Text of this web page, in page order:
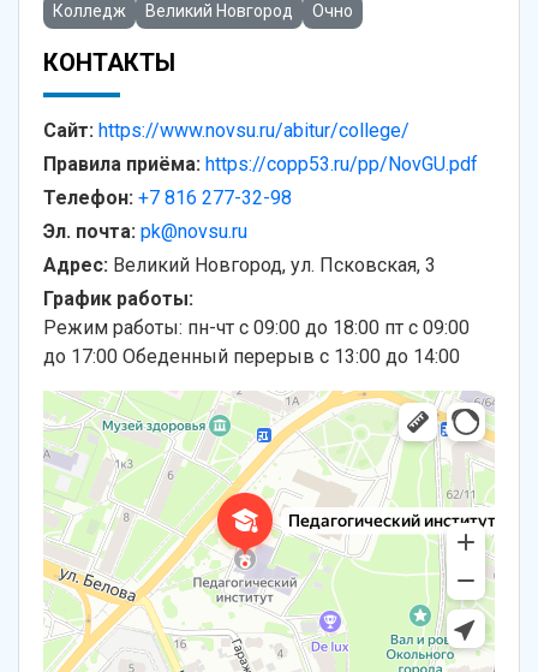
Колледж Великий Новгород Очно
КОНТАКТЫ
Сайт: https://www.novsu.ru/abitur/college/
Правила приёма: https://copp53.ru/pp/NovGU.pdf
Телефон: +7 816 277-32-98
Эл. почта: pk@novsu.ru
Адрес: Великий Новгород, ул. Псковская, 3
График работы:
Режим работы: пн-чт с 09:00 до 18:00 пт с 09:00
до 17:00 Обеденный перерыв с 13:00 до 14:00